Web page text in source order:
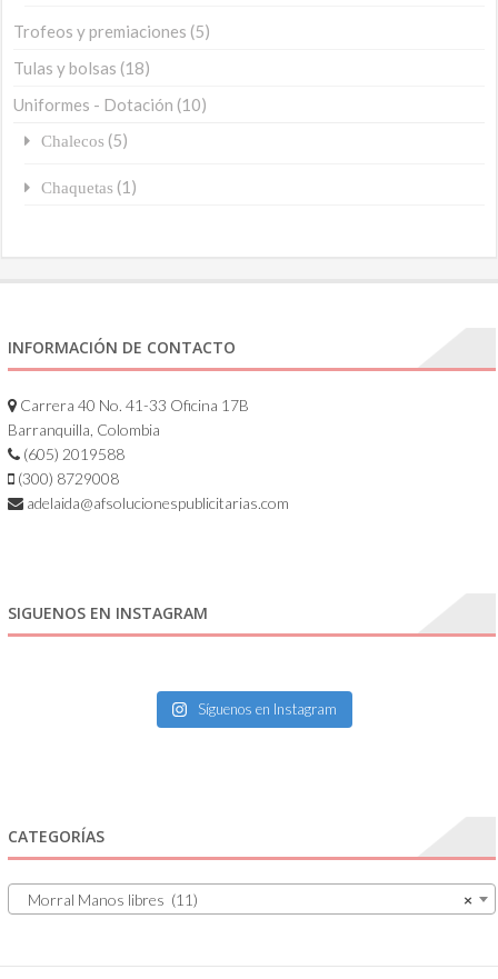
Trofeos y premiaciones (5)
Tulas y bolsas (18)
Uniformes - Dotación (10)
Chalecos (5)
Chaquetas (1)
INFORMACIÓN DE CONTACTO
Carrera 40 No. 41-33 Oficina 17B
Barranquilla, Colombia
(605) 2019588
(300) 8729008
adelaida@afsolucionespublicitarias.com
SIGUENOS EN INSTAGRAM
Síguenos en Instagram
CATEGORÍAS
×
Morral Manos libres (11)